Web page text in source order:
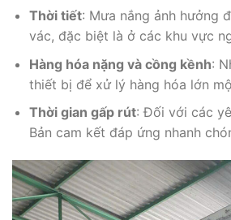
Thời tiết: Mưa nắng ảnh hưởng
vác, đặc biệt là ở các khu vực
Hàng hóa nặng và cồng kềnh:
thiết bị để xử lý hàng hóa lớn
Thời gian gấp rút: Đối với các
Bản cam kết đáp ứng nhanh